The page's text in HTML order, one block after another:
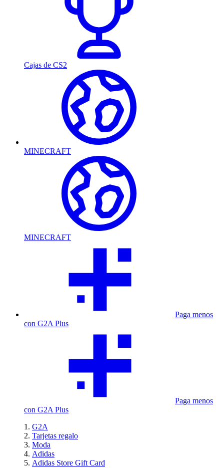
Cajas de CS2
MINECRAFT
MINECRAFT
Paga menos
con G2A Plus
Paga menos
con G2A Plus
G2A
Tarjetas regalo
Moda
Adidas
Adidas Store Gift Card